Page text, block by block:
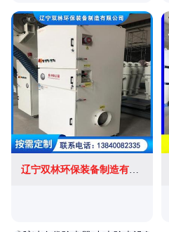
辽宁双林环保装备制造有限公司